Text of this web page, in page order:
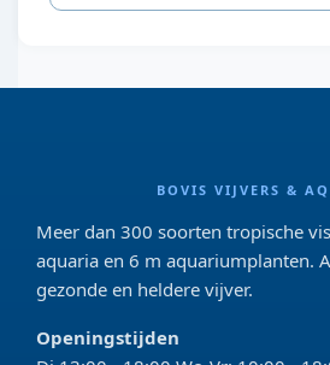
BOVIS VIJVERS &
Meer dan 300 soorten tropische
aquaria en 6 m aquariumplanten.
gezonde en heldere vijver.
Openingstijden